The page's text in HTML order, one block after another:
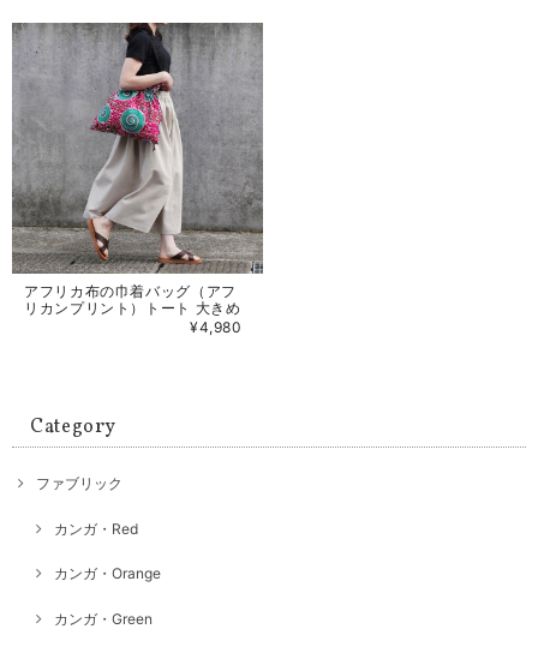
アフリカ布の巾着バッグ（アフ
リカンプリント）トート 大きめ
¥4,980
Category
ファブリック
カンガ・Red
カンガ・Orange
カンガ・Green